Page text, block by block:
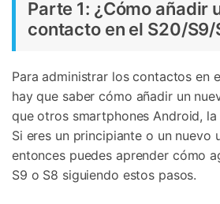
Parte 1: ¿Cómo añadir
contacto en el S20/S9/
Para administrar los contactos en
hay que saber cómo añadir un
que otros smartphones Android, la
Si eres un principiante o un nuevo
entonces puedes aprender cómo
S9 o S8 siguiendo estos pasos.